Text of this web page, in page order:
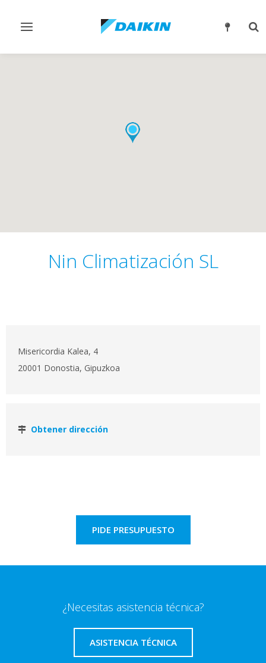
Alternar
Nin Climatización SL
Misericordia Kalea, 4
20001 Donostia, Gipuzkoa
Obtener dirección
PIDE PRESUPUESTO
¿Necesitas asistencia técnica?
ASISTENCIA TÉCNICA